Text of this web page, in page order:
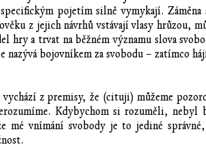
pojetím silně vymykají.
z jejich návrhů vstávají vlasy
hry a trvat na běžném významu slova
bojovníkem za svobodu – zatímco
z premisy, že (cituji) můžeme
Kdybychom si rozuměli,
vnímání svobody je to jediné